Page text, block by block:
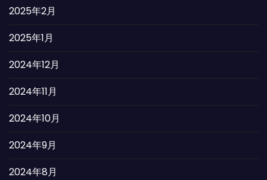
2025年2月
2025年1月
2024年12月
2024年11月
2024年10月
2024年9月
2024年8月